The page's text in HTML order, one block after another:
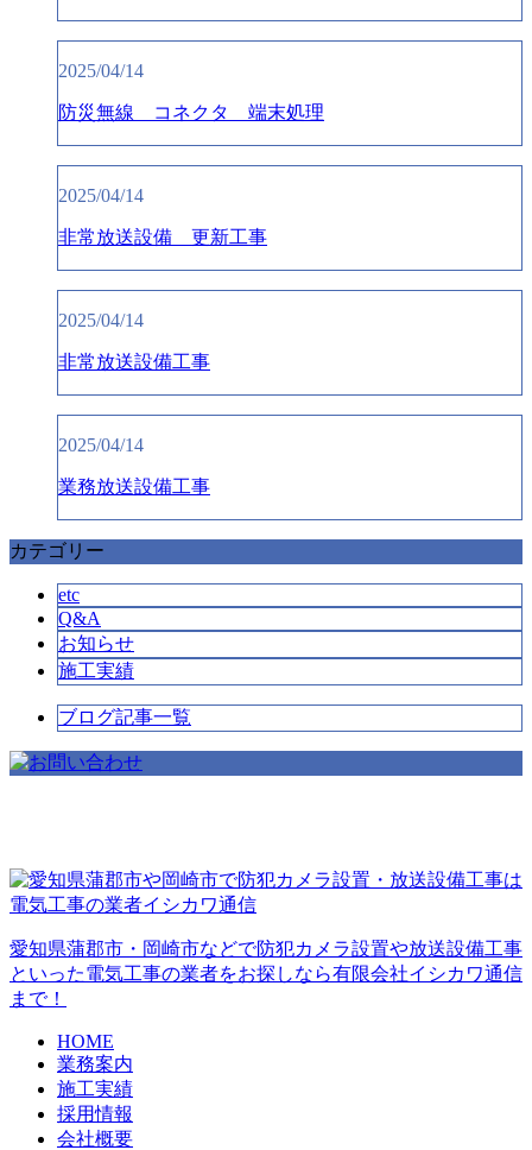
2025/04/14
防災無線 コネクタ 端末処理
2025/04/14
非常放送設備 更新工事
2025/04/14
非常放送設備工事
2025/04/14
業務放送設備工事
カテゴリー
etc
Q&A
お知らせ
施工実績
ブログ記事一覧
愛知県蒲郡市・岡崎市などで防犯カメラ設置や放送設備工事
といった電気工事の業者をお探しなら有限会社イシカワ通信
まで！
HOME
業務案内
施工実績
採用情報
会社概要